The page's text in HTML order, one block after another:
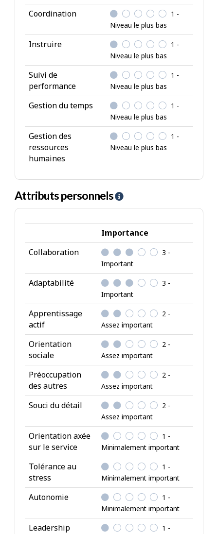
Coordination
1 -
Niveau le plus bas
Instruire
1 -
Niveau le plus bas
Suivi de
performance
1 -
Niveau le plus bas
Gestion du temps
1 -
Niveau le plus bas
Gestion des
ressources
humaines
1 -
Niveau le plus bas
Attributs personnels
A
i
e
-
A
t
t
r
i
b
u
t
s
p
e
r
s
o
n
n
e
s
Importance
Collaboration
3 -
Important
Adaptabilité
3 -
Important
Apprentissage
actif
2 -
Assez important
Orientation
sociale
2 -
Assez important
Préoccupation
des autres
2 -
Assez important
Souci du détail
2 -
Assez important
Orientation axée
sur le service
1 -
Minimalement important
Tolérance au
stress
1 -
Minimalement important
Autonomie
1 -
Minimalement important
Leadership
1 -